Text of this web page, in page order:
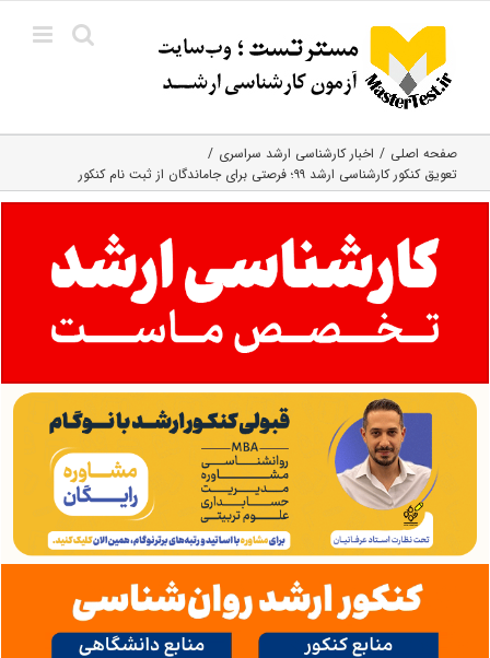
content
صفحه اصلی
اخبار کارشناسی ارشد سراسری
تعویق کنکور کارشناسی ارشد ۹۹؛ فرصتی برای جاماندگان از ثبت نام کنکور